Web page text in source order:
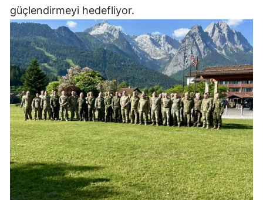
güçlendirmeyi hedefliyor.